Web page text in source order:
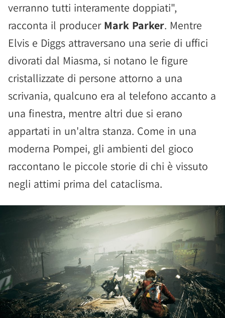
verranno tutti interamente doppiati",
racconta il producer Mark Parker. Mentre
Elvis e Diggs attraversano una serie di uffici
divorati dal Miasma, si notano le figure
cristallizzate di persone attorno a una
scrivania, qualcuno era al telefono accanto a
una finestra, mentre altri due si erano
appartati in un'altra stanza. Come in una
moderna Pompei, gli ambienti del gioco
raccontano le piccole storie di chi è vissuto
negli attimi prima del cataclisma.